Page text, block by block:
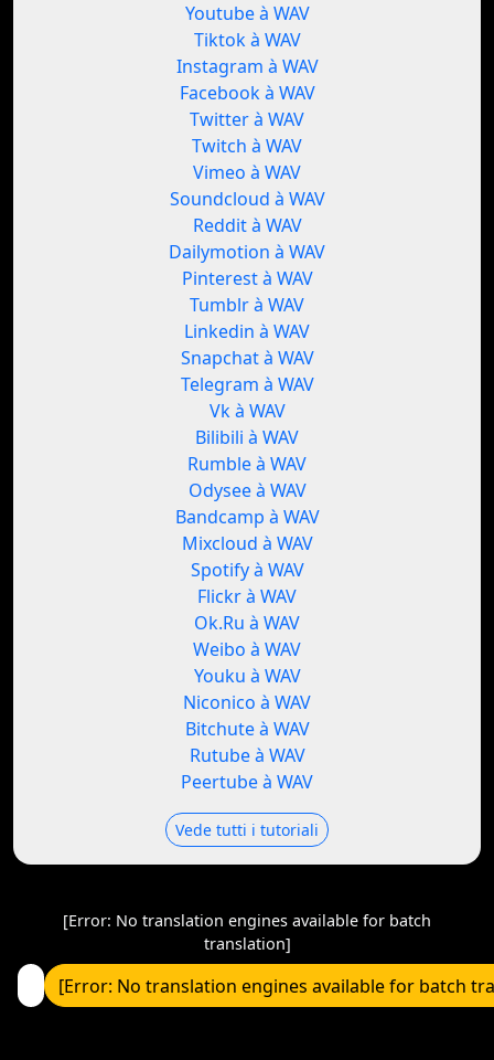
Youtube à WAV
Tiktok à WAV
Instagram à WAV
Facebook à WAV
Twitter à WAV
Twitch à WAV
Vimeo à WAV
Soundcloud à WAV
Reddit à WAV
Dailymotion à WAV
Pinterest à WAV
Tumblr à WAV
Linkedin à WAV
Snapchat à WAV
Telegram à WAV
Vk à WAV
Bilibili à WAV
Rumble à WAV
Odysee à WAV
Bandcamp à WAV
Mixcloud à WAV
Spotify à WAV
Flickr à WAV
Ok.Ru à WAV
Weibo à WAV
Youku à WAV
Niconico à WAV
Bitchute à WAV
Rutube à WAV
Peertube à WAV
Vede tutti i tutoriali
[Error: No translation engines available for batch
translation]
[Error: No translation engines available for batch